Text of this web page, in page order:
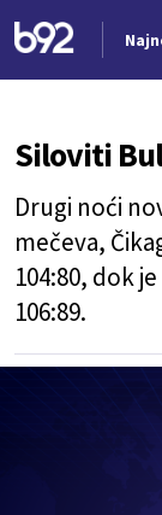
Siloviti
Drugi noći
mečeva,
104:80, dok
106:89.